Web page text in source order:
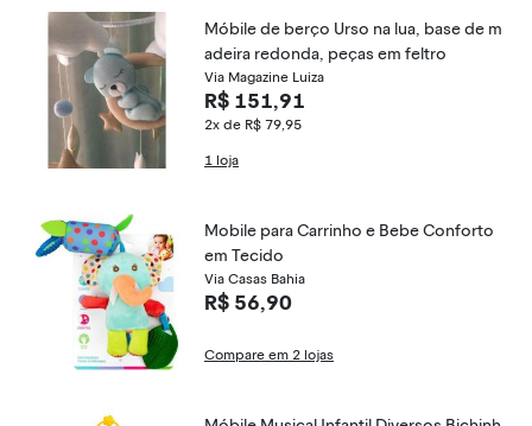
Móbile de berço Urso na lua, base de m
adeira redonda, peças em feltro
Via Magazine Luiza
R$ 151,91
2x de R$ 79,95
1 loja
Mobile para Carrinho e Bebe Conforto
em Tecido
Via Casas Bahia
R$ 56,90
Compare em 2 lojas